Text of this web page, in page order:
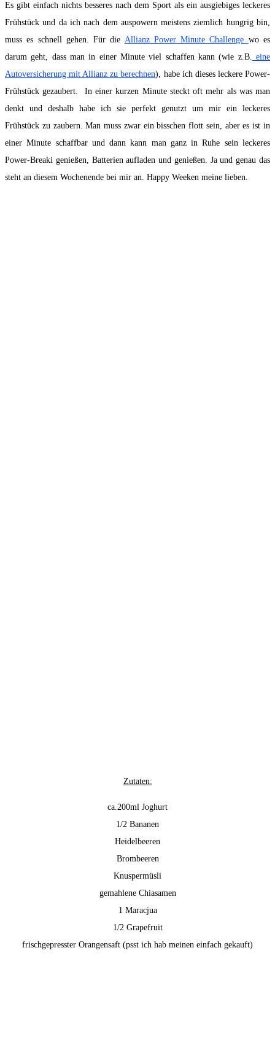
Es gibt einfach nichts besseres nach dem Sport als ein ausgiebiges leckeres
Frühstück und da ich nach dem auspowern meistens ziemlich hungrig bin,
muss es schnell gehen. Für die Allianz Power Minute Challenge wo es
darum geht, dass man in einer Minute viel schaffen kann (wie z.B. eine
Autoversicherung mit Allianz zu berechnen), habe ich dieses leckere Power-
Frühstück gezaubert. In einer kurzen Minute steckt oft mehr als was man
denkt und deshalb habe ich sie perfekt genutzt um mir ein leckeres
Frühstück zu zaubern. Man muss zwar ein bisschen flott sein, aber es ist in
einer Minute schaffbar und dann kann man ganz in Ruhe sein leckeres
Power-Breaki genießen, Batterien aufladen und genießen. Ja und genau das
steht an diesem Wochenende bei mir an. Happy Weeken meine lieben.
Zutaten:
ca.200ml Joghurt
1/2 Bananen
Heidelbeeren
Brombeeren
Knuspermüsli
gemahlene Chiasamen
1 Maracjua
1/2 Grapefruit
frischgepresster Orangensaft (psst ich hab meinen einfach gekauft)